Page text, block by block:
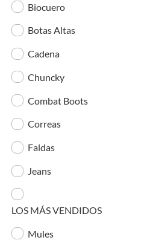
Biocuero
Botas Altas
Cadena
Chuncky
Combat Boots
Correas
Faldas
Jeans
LOS MÁS VENDIDOS
Mules